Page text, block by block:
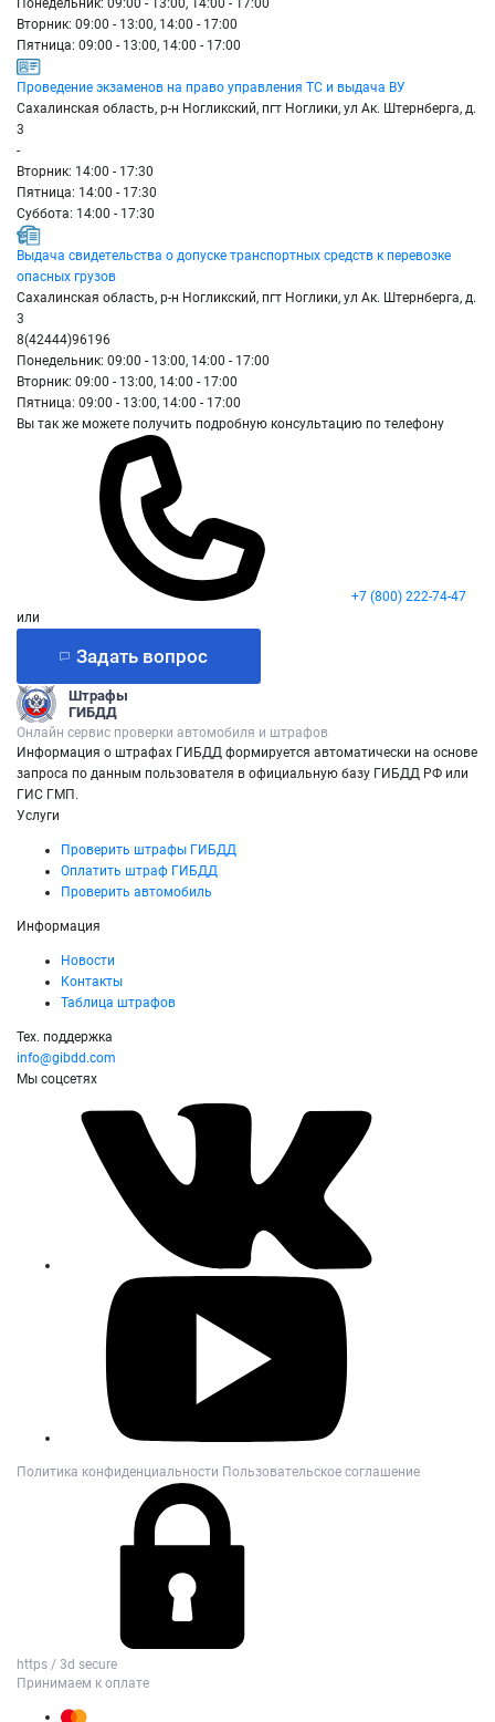
Вторник: 09:00 - 13:00, 14:00 - 17:00
Пятница: 09:00 - 13:00, 14:00 - 17:00
Проведение экзаменов на право управления ТС и выдача ВУ
Сахалинская область, р-н Ногликский, пгт Ноглики, ул Ак. Штернберга, д.
3
-
Вторник: 14:00 - 17:30
Пятница: 14:00 - 17:30
Суббота: 14:00 - 17:30
Выдача свидетельства о допуске транспортных средств к перевозке
опасных грузов
Сахалинская область, р-н Ногликский, пгт Ноглики, ул Ак. Штернберга, д.
3
8(42444)96196
Понедельник: 09:00 - 13:00, 14:00 - 17:00
Вторник: 09:00 - 13:00, 14:00 - 17:00
Пятница: 09:00 - 13:00, 14:00 - 17:00
Вы так же можете получить подробную консультацию по телефону
+7 (800) 222-74-47
или
Задать вопрос
Штрафы
ГИБДД
Онлайн сервис проверки автомобиля и штрафов
Информация о штрафах ГИБДД формируется автоматически на основе
запроса по данным пользователя в официальную базу ГИБДД РФ или
ГИС ГМП.
Услуги
Проверить штрафы ГИБДД
Оплатить штраф ГИБДД
Проверить автомобиль
Информация
Новости
Контакты
Таблица штрафов
Тех. поддержка
info@gibdd.com
Мы соцсетях
Политика конфиденциальности Пользовательское соглашение
https / 3d secure
Принимаем к оплате